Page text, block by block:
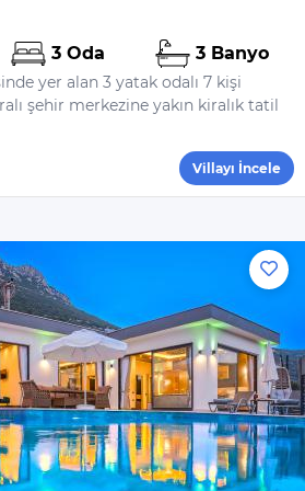
3 Oda 3 Banyo
yer alan 3 yatak odalı 7 kişi
şehir merkezine yakın kiralık tatil
Villayı İncele